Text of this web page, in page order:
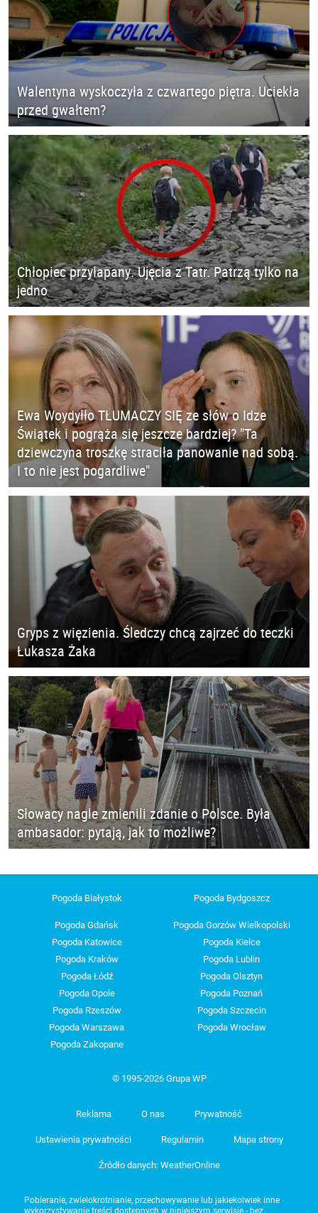
Walentyna wyskoczyła z czwartego piętra. Uciekła
przed gwałtem?
Chłopiec przyłapany. Ujęcia z Tatr. Patrzą tylko na
jedno
Ewa Woydyłło TŁUMACZY SIĘ ze słów o Idze
Świątek i pogrąża się jeszcze bardziej? "Ta
dziewczyna troszkę straciła panowanie nad sobą.
I to nie jest pogardliwe"
Gryps z więzienia. Śledczy chcą zajrzeć do teczki
Łukasza Żaka
Słowacy nagle zmienili zdanie o Polsce. Była
ambasador: pytają, jak to możliwe?
Pogoda Białystok Pogoda Bydgoszcz
Pogoda Gdańsk
Pogoda Gorzów Wielkopolski
Pogoda Katowice
Pogoda Kielce
Pogoda Kraków
Pogoda Lublin
Pogoda Łódź
Pogoda Olsztyn
Pogoda Opole
Pogoda Poznań
Pogoda Rzeszów
Pogoda Szczecin
Pogoda Warszawa
Pogoda Wrocław
Pogoda Zakopane
© 1995-2026 Grupa WP
Reklama O nas Prywatność
Ustawienia prywatności Regulamin Mapa strony
Źródło danych: WeatherOnline
Pobieranie, zwielokrotnianie, przechowywanie lub jakiekolwiek inne
wykorzystywanie treści dostępnych w niniejszym serwisie - bez